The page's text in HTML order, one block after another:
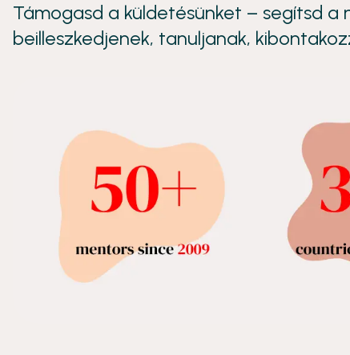
Támogasd a küldetésünket – segítsd
beilleszkedjenek, tanuljanak,